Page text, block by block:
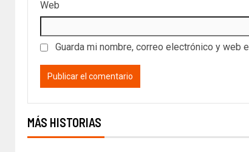
Web
Guarda mi nombre, correo electrónico y web
MÁS HISTORIAS